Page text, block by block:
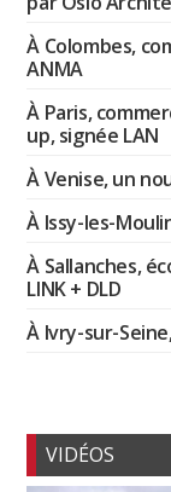
À Colombes,
ANMA
À Paris,
up, signée LAN
À Venise, un
À Issy-les-
À Sallanches,
LINK + DLD
À Ivry-sur-
VIDÉOS